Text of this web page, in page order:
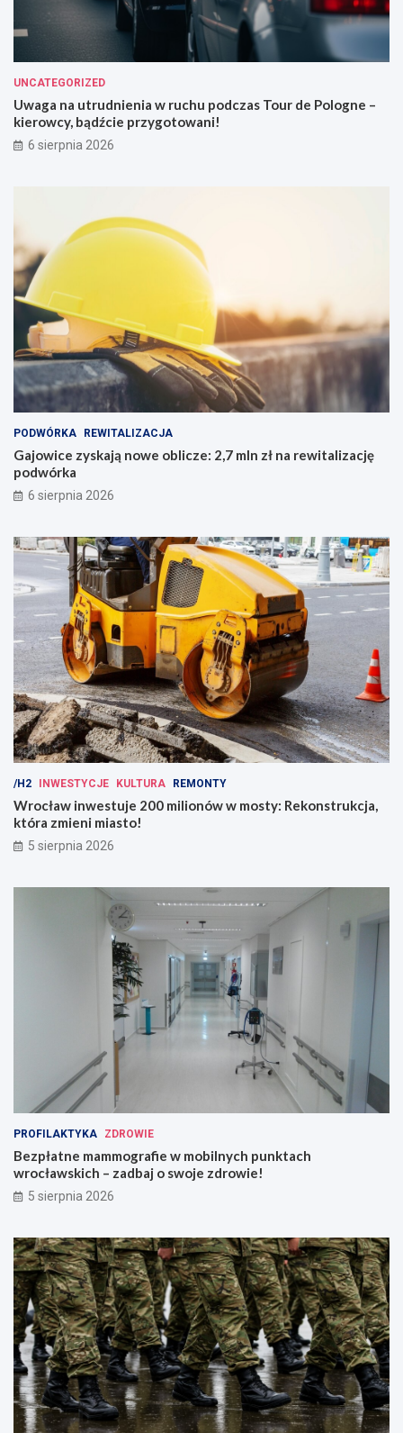
UNCATEGORIZED
Uwaga na utrudnienia w ruchu podczas Tour de Pologne –
kierowcy, bądźcie przygotowani!
6 sierpnia 2026
PODWÓRKA REWITALIZACJA
Gajowice zyskają nowe oblicze: 2,7 mln zł na rewitalizację
podwórka
6 sierpnia 2026
/H2 INWESTYCJE KULTURA REMONTY
Wrocław inwestuje 200 milionów w mosty: Rekonstrukcja,
która zmieni miasto!
5 sierpnia 2026
PROFILAKTYKA ZDROWIE
Bezpłatne mammografie w mobilnych punktach
wrocławskich – zadbaj o swoje zdrowie!
5 sierpnia 2026